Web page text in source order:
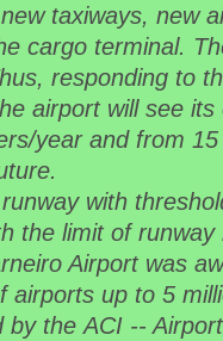
taxiways, new
cargo terminal.
responding to
airport will see
year and from
with
the limit of runway
Airport was
airports up to 5
by the ACI --